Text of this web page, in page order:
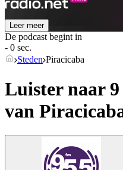
Leer meer
De podcast begint in
- 0 sec.
Steden Piracicaba
Luister naar
van